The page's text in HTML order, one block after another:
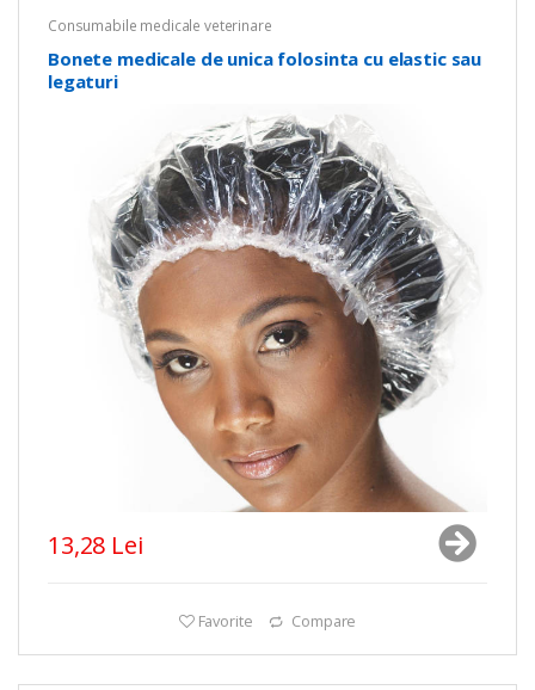
Consumabile medicale veterinare
Bonete medicale de unica folosinta cu elastic sau
legaturi
13,28 Lei
Favorite Compare